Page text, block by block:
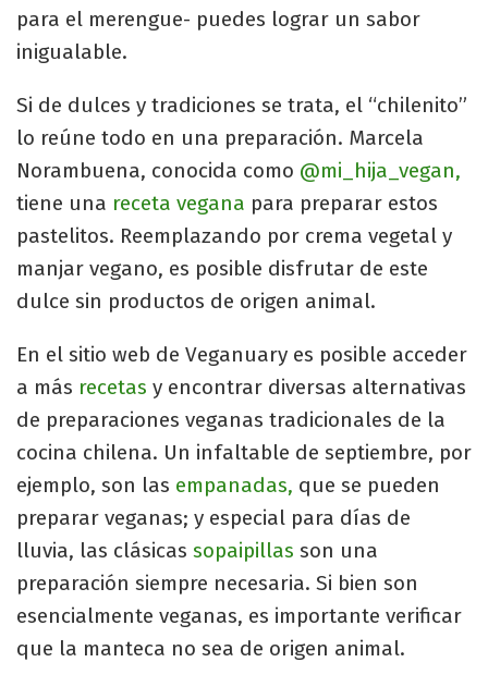
para el merengue- puedes lograr un sabor
inigualable.
Si de dulces y tradiciones se trata, el “chilenito”
lo reúne todo en una preparación. Marcela
Norambuena, conocida como @mi_hija_vegan,
tiene una receta vegana para preparar estos
pastelitos. Reemplazando por crema vegetal y
manjar vegano, es posible disfrutar de este
dulce sin productos de origen animal.
En el sitio web de Veganuary es posible acceder
a más recetas y encontrar diversas alternativas
de preparaciones veganas tradicionales de la
cocina chilena. Un infaltable de septiembre, por
ejemplo, son las empanadas, que se pueden
preparar veganas; y especial para días de
lluvia, las clásicas sopaipillas son una
preparación siempre necesaria. Si bien son
esencialmente veganas, es importante verificar
que la manteca no sea de origen animal.